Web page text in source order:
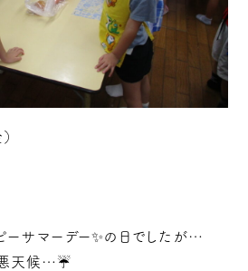
ーサマーデー✨の日でしたが…
悪天候…☔